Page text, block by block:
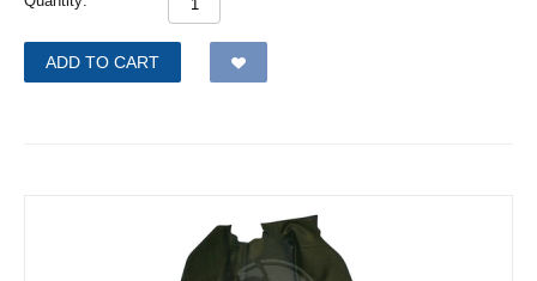
ADD TO CART